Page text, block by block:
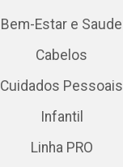
Bem-Estar e Saude
Cabelos
Cuidados Pessoais
Infantil
Linha PRO